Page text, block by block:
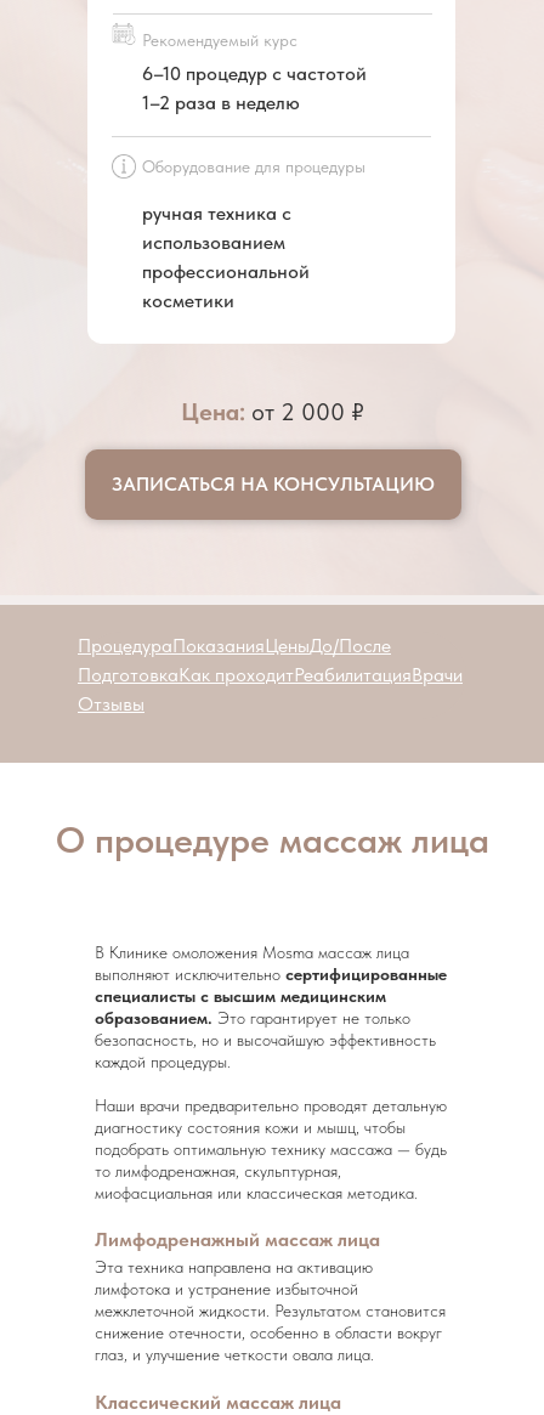
ЗАПИСАТЬСЯ НА КОНСУЛЬТАЦИЮ
Цена: от 2 000 ₽
Рекомендуемый курс
6–10 процедур с частотой
1–2 раза в неделю
Оборудование для процедуры
ручная техника с
использованием
профессиональной
косметики
ПроцедураПоказанияЦеныДо/После
ПодготовкаКак проходитРеабилитацияВрачи
Отзывы
О процедуре массаж лица
В Клинике омоложения Mosma массаж лица
выполняют исключительно сертифицированные
специалисты с высшим медицинским
образованием. Это гарантирует не только
безопасность, но и высочайшую эффективность
каждой процедуры.
Наши врачи предварительно проводят детальную
диагностику состояния кожи и мышц, чтобы
подобрать оптимальную технику массажа — будь
то лимфодренажная, скульптурная,
миофасциальная или классическая методика.
Эта техника направлена на активацию
лимфотока и устранение избыточной
межклеточной жидкости. Результатом становится
снижение отечности, особенно в области вокруг
глаз, и улучшение четкости овала лица.
Лимфодренажный массаж лица
Классический массаж лица